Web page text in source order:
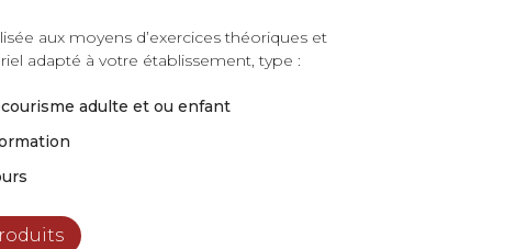
aux moyens d’exercices théoriques et
adapté à votre établissement, type :
adulte et ou enfant